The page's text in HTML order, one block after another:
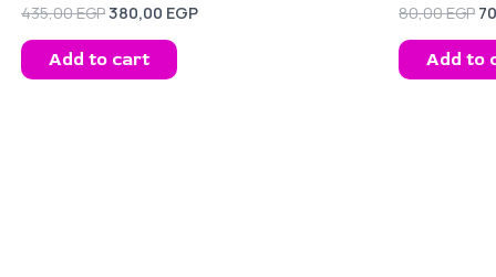
435,00EGP380,00 EGP
Add to cart
80,00EGP
Add to